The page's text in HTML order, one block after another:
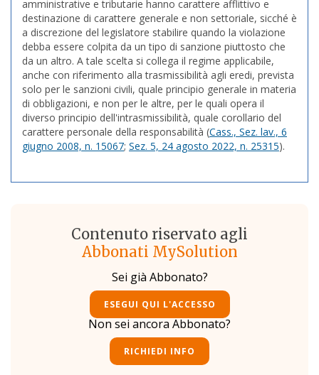
amministrative e tributarie hanno carattere afflittivo e
destinazione di carattere generale e non settoriale, sicché è
a discrezione del legislatore stabilire quando la violazione
debba essere colpita da un tipo di sanzione piuttosto che
da un altro. A tale scelta si collega il regime applicabile,
anche con riferimento alla trasmissibilità agli eredi, prevista
solo per le sanzioni civili, quale principio generale in materia
di obbligazioni, e non per le altre, per le quali opera il
diverso principio dell'intrasmissibilità, quale corollario del
carattere personale della responsabilità (Cass., Sez. lav., 6
giugno 2008, n. 15067; Sez. 5, 24 agosto 2022, n. 25315).
Contenuto riservato agli
Abbonati MySolution
Sei già Abbonato?
ESEGUI QUI L'ACCESSO
Non sei ancora Abbonato?
RICHIEDI INFO